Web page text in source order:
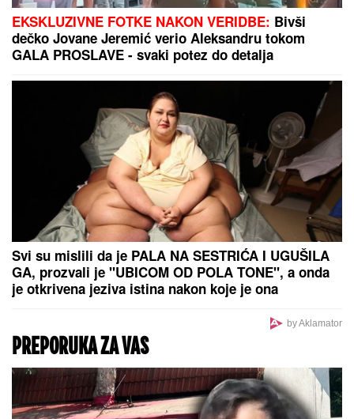
LUKSUZNA ŽURKA NA KROVU HOTELAMilica
Pavlović priredila druženje za 50 fanova, a za jednu
situaciju poručila: "Ne osuđujem, ali to nije moj stil"
"ASMIN ŠALJE LJUDE, STANIJA ĆE
Uroš Stanić o
ulasku u Elitu 10, pretnjama i
tužbama: "Zaradiću 200.000 evra,
idem u američku ambasadu"